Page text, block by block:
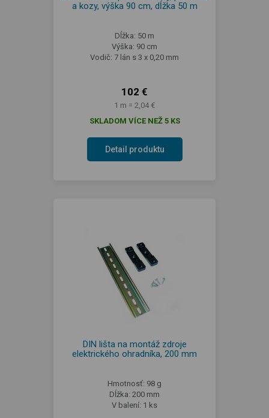
a kozy, výška 90 cm, dĺžka 50 m
Dĺžka: 50 m
Výška: 90 cm
Vodič: 7 lán s 3 x 0,20 mm
102 €
1 m = 2,04 €
SKLADOM VÍCE NEŽ 5 KS
Detail produktu
DIN lišta na montáž zdroje
elektrického ohradníka, 200 mm
Hmotnosť: 98 g
Dĺžka: 200 mm
V balení: 1 ks